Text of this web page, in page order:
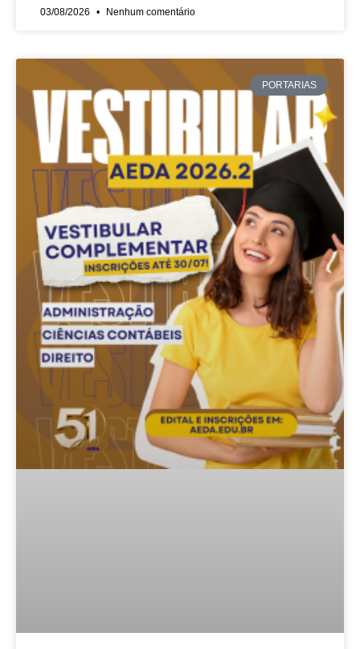
03/08/2026 Nenhum comentário
PORTARIAS